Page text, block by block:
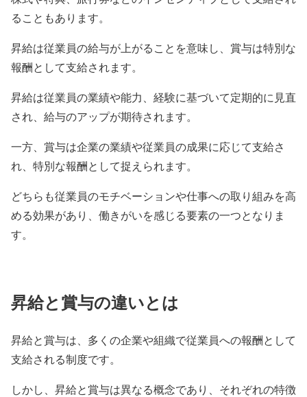
ることもあります。
昇給は従業員の給与が上がることを意味し、賞与は特別な
報酬として支給されます。
昇給は従業員の業績や能力、経験に基づいて定期的に見直
され、給与のアップが期待されます。
一方、賞与は企業の業績や従業員の成果に応じて支給さ
れ、特別な報酬として捉えられます。
どちらも従業員のモチベーションや仕事への取り組みを高
める効果があり、働きがいを感じる要素の一つとなりま
す。
昇給と賞与の違いとは
昇給と賞与は、多くの企業や組織で従業員への報酬として
支給される制度です。
しかし、昇給と賞与は異なる概念であり、それぞれの特徴